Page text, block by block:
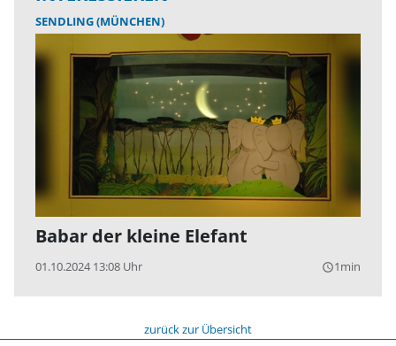
SENDLING (MÜNCHEN)
Babar der kleine Elefant
01.10.2024 13:08 Uhr query_builder1min
zurück zur Übersicht